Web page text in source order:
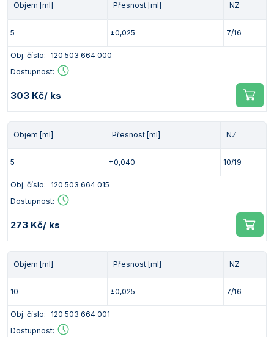
Objem [ml] Přesnost [ml] NZ
5 ±0,025 7/16
Obj. číslo:
120 503 664 000
Dostupnost:
303 Kč/ ks
Objem [ml] Přesnost [ml] NZ
5 ±0,040 10/19
Obj. číslo:
120 503 664 015
Dostupnost:
273 Kč/ ks
Objem [ml] Přesnost [ml] NZ
10 ±0,025 7/16
Obj. číslo:
120 503 664 001
Dostupnost: